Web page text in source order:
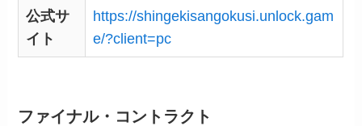
公式サ
イト
https://shingekisangokusi.unlock.gam
e/?client=pc
ファイナル・コントラクト